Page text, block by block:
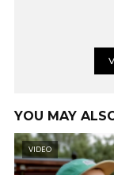
YOU MAY
VIDEO